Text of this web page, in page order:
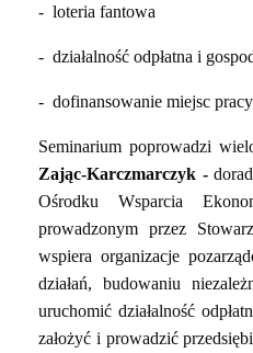
- loteria fantowa
- działalność odpłatna i
- dofinansowanie miejsc
Seminarium poprowadzi
Zając-Karczmarczyk -
Ośrodku Wsparcia
prowadzonym przez
wspiera organizacje
działań, budowaniu
uruchomić działalność
założyć i prowadzić